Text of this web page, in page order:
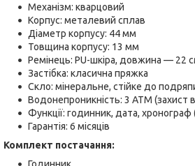
Механізм: кварцовий
Корпус: металевий сплав
Діаметр корпусу: 44 мм
Товщина корпусу: 13 мм
Ремінець: PU-шкіра, довжина — 22
Застібка: класична пряжка
Скло: мінеральне, стійке до
Водонепроникність: 3 ATM (захист
Функції: годинник, дата, хронограф
Гарантія: 6 місяців
Комплект постачання:
Годинник